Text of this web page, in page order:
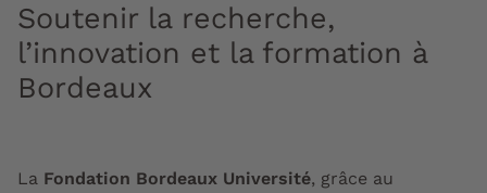
Soutenir la recherche,
l’innovation et la formation à
Bordeaux
La Fondation Bordeaux Université, grâce au